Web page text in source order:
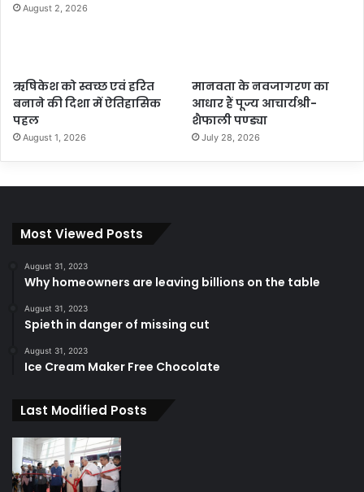
August 2, 2026
ऋषिकेश को स्वच्छ एवं हरित
बनाने की दिशा में ऐतिहासिक
पहल
August 1, 2026
मानवता के नवजागरण का
आधार हैं पूज्य आचार्यश्री-
शैफाली पण्ड्या
July 28, 2026
Most Viewed Posts
August 31, 2023
Why homeowners are leaving billions on the table
August 31, 2023
Spieth in danger of missing cut
August 31, 2023
Ice Cream Maker Free Chocolate
Last Modified Posts